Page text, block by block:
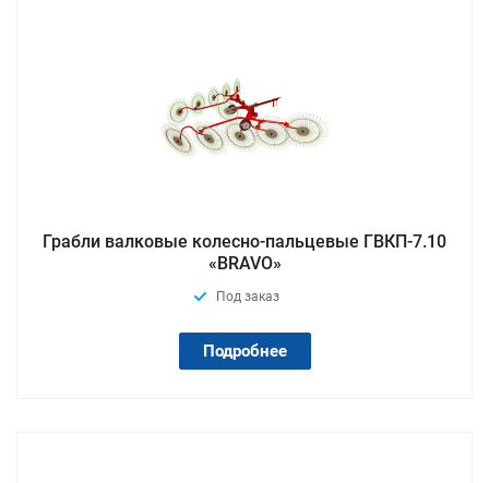
Грабли валковые колесно-пальцевые ГВКП-7.10
«BRAVO»
Под заказ
Подробнее